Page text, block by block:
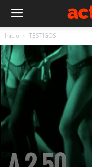
Inicio TESTIGOS